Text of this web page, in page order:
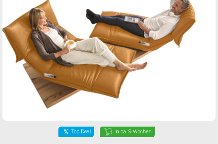
NACHRICHT ABSENDEN
* Die mit einem * gekennzeichneten
Angaben sind Pflichtfelder.
Top Deal In ca. 9 Wochen